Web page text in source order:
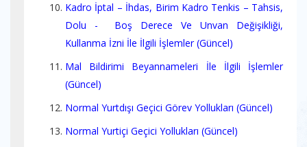
Kadro İptal – İhdas, Birim Kadro Tenkis – Tahsis,
Dolu - Boş Derece Ve Unvan Değişikliği,
Kullanma İzni İle İlgili İşlemler (Güncel)
Mal Bildirimi Beyannameleri İle İlgili İşlemler
(Güncel)
Normal Yurtdışı Geçici Görev Yollukları (Güncel)
Normal Yurtiçi Geçici Yollukları (Güncel)